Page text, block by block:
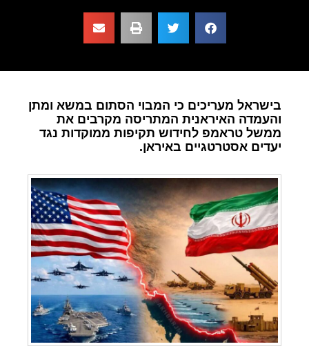
בישראל מעריכים כי המבוי הסתום במשא ומתן
והעמדה האיראנית המתריסה מקרבים את
ממשל טראמפ לחידוש תקיפות ממוקדות נגד
יעדים אסטרטגיים באיראן.